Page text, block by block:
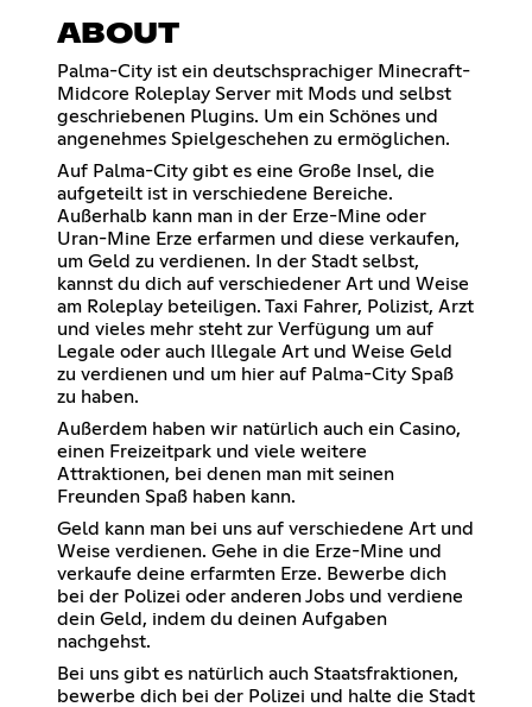
ABOUT
Palma-City ist ein deutschsprachiger Minecraft-
Midcore Roleplay Server mit Mods und selbst
geschriebenen Plugins. Um ein Schönes und
angenehmes Spielgeschehen zu ermöglichen.
Auf Palma-City gibt es eine Große Insel, die
aufgeteilt ist in verschiedene Bereiche.
Außerhalb kann man in der Erze-Mine oder
Uran-Mine Erze erfarmen und diese verkaufen,
um Geld zu verdienen. In der Stadt selbst,
kannst du dich auf verschiedener Art und Weise
am Roleplay beteiligen. Taxi Fahrer, Polizist, Arzt
und vieles mehr steht zur Verfügung um auf
Legale oder auch Illegale Art und Weise Geld
zu verdienen und um hier auf Palma-City Spaß
zu haben.
Außerdem haben wir natürlich auch ein Casino,
einen Freizeitpark und viele weitere
Attraktionen, bei denen man mit seinen
Freunden Spaß haben kann.
Geld kann man bei uns auf verschiedene Art und
Weise verdienen. Gehe in die Erze-Mine und
verkaufe deine erfarmten Erze. Bewerbe dich
bei der Polizei oder anderen Jobs und verdiene
dein Geld, indem du deinen Aufgaben
nachgehst.
Bei uns gibt es natürlich auch Staatsfraktionen,
bewerbe dich bei der Polizei und halte die Stadt